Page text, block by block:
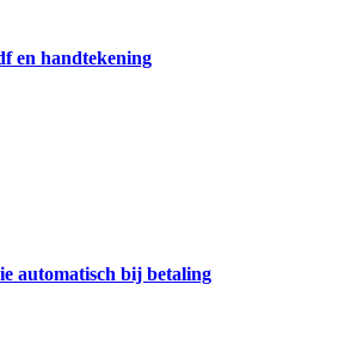
en handtekening
automatisch bij betaling